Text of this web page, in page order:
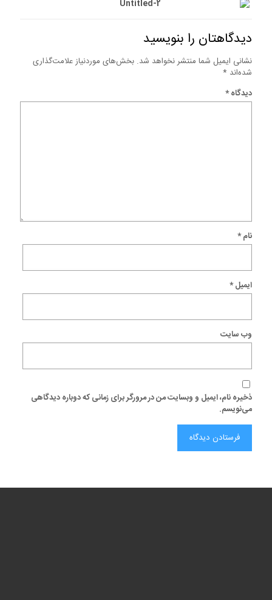
دیدگاهتان را بنویسید
نشانی ایمیل شما منتشر نخواهد شد. بخش‌های موردنیاز علامت‌گذاری
شده‌اند *
دیدگاه*
نام*
ایمیل*
وب‌ سایت
ذخیره نام، ایمیل و وبسایت من در مرورگر برای زمانی که دوباره دیدگاهی
می‌نویسم.